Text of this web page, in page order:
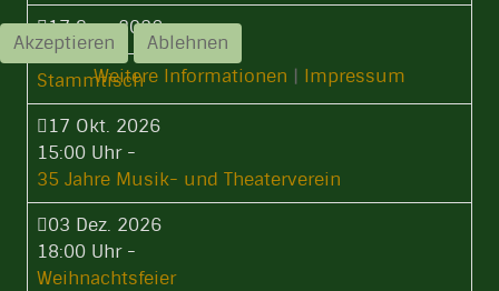
17 Sep. 2026
19:30 Uhr
-
Stammtisch
17 Okt. 2026
15:00 Uhr-
35 Jahre Musik- und Theaterverein
03 Dez. 2026
18:00 Uhr-
Weihnachtsfeier
Akzeptieren
Ablehnen
Weitere Informationen | Impressum